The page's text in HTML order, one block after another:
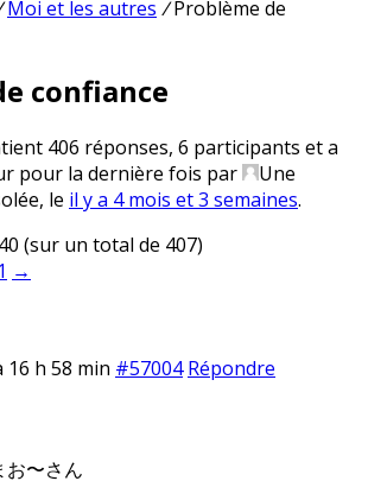
Moi et les autres / Problème de
confiance
406 réponses, 6 participants et a
pour la dernière fois par
Une
, le il y a 4 mois et 3 semaines.
(sur un total de 407)
→
16 h 58 min #57004 Répondre
お〜さん